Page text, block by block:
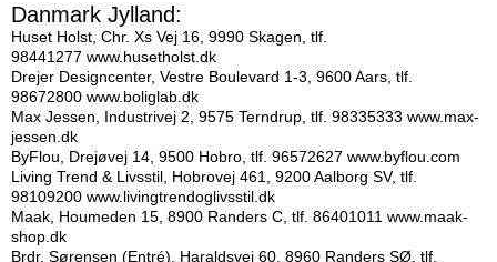
Danmark Jylland:
Huset Holst, Chr. Xs Vej 16, 9990 Skagen, tlf.
98441277 www.husetholst.dk
Drejer Designcenter, Vestre Boulevard 1-3, 9600 Aars, tlf.
98672800 www.boliglab.dk
Max Jessen, Industrivej 2, 9575 Terndrup, tlf. 98335333 www.max-
jessen.dk
ByFlou, Drejøvej 14, 9500 Hobro, tlf. 96572627 www.byflou.com
Living Trend & Livsstil, Hobrovej 461, 9200 Aalborg SV, tlf.
98109200 www.livingtrendoglivsstil.dk
Maak, Houmeden 15, 8900 Randers C, tlf. 86401011 www.maak-
shop.dk
Brdr. Sørensen (Entré), Haraldsvej 60, 8960 Randers SØ, tlf.